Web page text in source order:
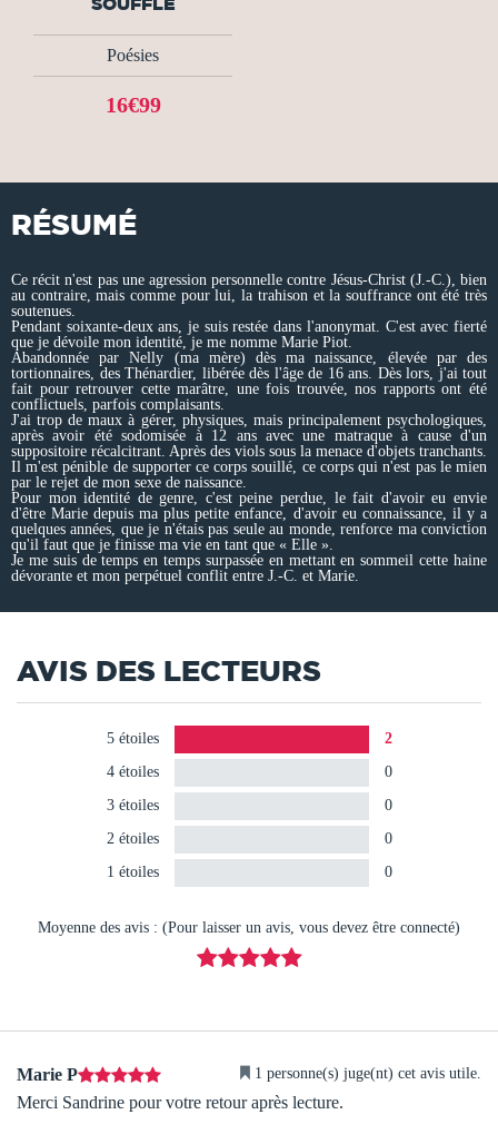
Poésies
16€99
RÉSUMÉ
Ce récit n'est pas une agression personnelle contre Jésus-Christ (J.-C.), bien
au contraire, mais comme pour lui, la trahison et la souffrance ont été très
soutenues.
Pendant soixante-deux ans, je suis restée dans l'anonymat. C'est avec fierté
que je dévoile mon identité, je me nomme Marie Piot.
Abandonnée par Nelly (ma mère) dès ma naissance, élevée par des
tortionnaires, des Thénardier, libérée dès l'âge de 16 ans. Dès lors, j'ai tout
fait pour retrouver cette marâtre, une fois trouvée, nos rapports ont été
conflictuels, parfois complaisants.
J'ai trop de maux à gérer, physiques, mais principalement psychologiques,
après avoir été sodomisée à 12 ans avec une matraque à cause d'un
suppositoire récalcitrant. Après des viols sous la menace d'objets tranchants.
Il m'est pénible de supporter ce corps souillé, ce corps qui n'est pas le mien
par le rejet de mon sexe de naissance.
Pour mon identité de genre, c'est peine perdue, le fait d'avoir eu envie
d'être Marie depuis ma plus petite enfance, d'avoir eu connaissance, il y a
quelques années, que je n'étais pas seule au monde, renforce ma conviction
qu'il faut que je finisse ma vie en tant que « Elle ».
Je me suis de temps en temps surpassée en mettant en sommeil cette haine
dévorante et mon perpétuel conflit entre J.-C. et Marie.
AVIS DES LECTEURS
5 étoiles
2
4 étoiles
0
3 étoiles
0
2 étoiles
0
1 étoiles
0
Moyenne des avis : (Pour laisser un avis, vous devez être connecté)
Marie P 1 personne(s) juge(nt) cet avis utile.
Merci Sandrine pour votre retour après lecture.